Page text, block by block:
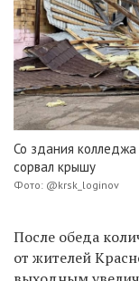
Со здания колледжа
сорвал крышу
Фото: @krsk_loginov
После обеда
от жителей